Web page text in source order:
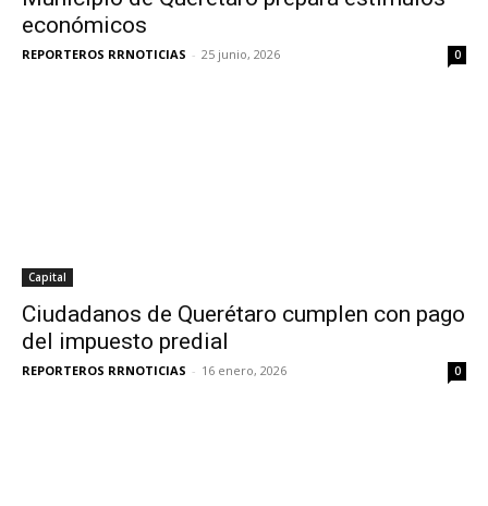
económicos
REPORTEROS RRNOTICIAS - 25 junio, 2026 0
Capital
Ciudadanos de Querétaro cumplen con pago
del impuesto predial
REPORTEROS RRNOTICIAS - 16 enero, 2026 0